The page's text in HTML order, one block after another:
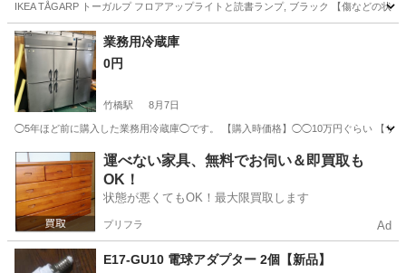
IKEA TÅGARP トーガルプ フロアアップライトと読書ランプ, ブラック 【傷などの状
東京 文京区 駒込駅 その他
業務用冷蔵庫
0円
竹橋駅 8月7日
◯5年ほど前に購入した業務用冷蔵庫◯です。 【購入時価格】◯◯10万円ぐらい 【サ
東京 千代田区 竹橋駅 その他 業務用
運べない家具、無料でお伺い＆即買取も
OK！
状態が悪くてもOK！最大限買取します
プリフラ Ad
E17-GU10 電球アダプター 2個【新品】